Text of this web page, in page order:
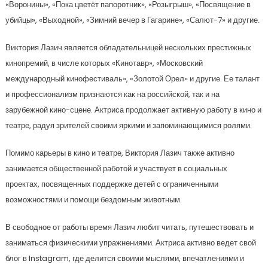
«Воронины», «Пока цветёт папоротник», «Розыгрыш», «Посвящение в
убийцы», «Выходной», «Зимний вечер в Гагарине», «Салют-7» и другие.
Виктория Лазич является обладательницей нескольких престижных
кинопремий, в числе которых «Кинотавр», «Московский
международный кинофестиваль», «Золотой Орел» и другие. Ее талант
и профессионализм признаются как на российской, так и на
зарубежной кино-сцене. Актриса продолжает активную работу в кино и
театре, радуя зрителей своими яркими и запоминающимися ролями.
Помимо карьеры в кино и театре, Виктория Лазич также активно
занимается общественной работой и участвует в социальных
проектах, посвященных поддержке детей с ограниченными
возможностями и помощи бездомным животным.
В свободное от работы время Лазич любит читать, путешествовать и
заниматься физическими упражнениями. Актриса активно ведет свой
блог в Instagram, где делится своими мыслями, впечатлениями и